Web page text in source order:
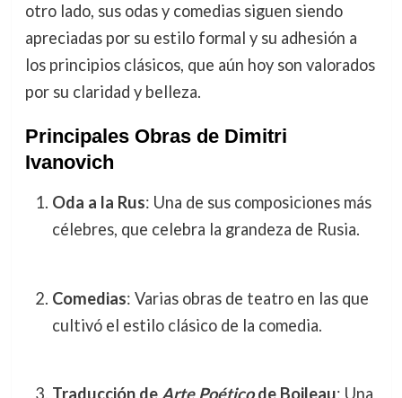
otro lado, sus odas y comedias siguen siendo
apreciadas por su estilo formal y su adhesión a
los principios clásicos, que aún hoy son valorados
por su claridad y belleza.
Principales Obras de Dimitri
Ivanovich
Oda a la Rus: Una de sus composiciones más
célebres, que celebra la grandeza de Rusia.
Comedias: Varias obras de teatro en las que
cultivó el estilo clásico de la comedia.
Traducción de Arte Poéticode Boileau: Una